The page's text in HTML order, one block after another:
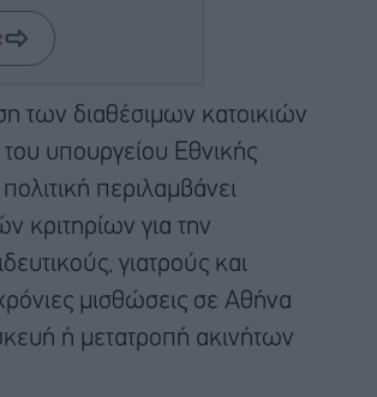
των διαθέσιμων κατοικιών
υπουργείου Εθνικής
περιλαμβάνει
κριτηρίων για την
γιατρούς και
μισθώσεις σε Αθήνα
ή μετατροπή ακινήτων